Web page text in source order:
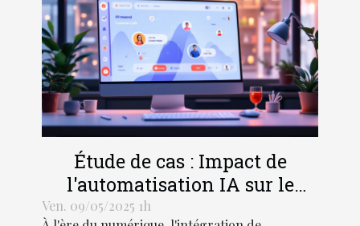
Étude de cas : Impact de
l'automatisation IA sur le
service clientèle
Ven. 09/05/2025 1h